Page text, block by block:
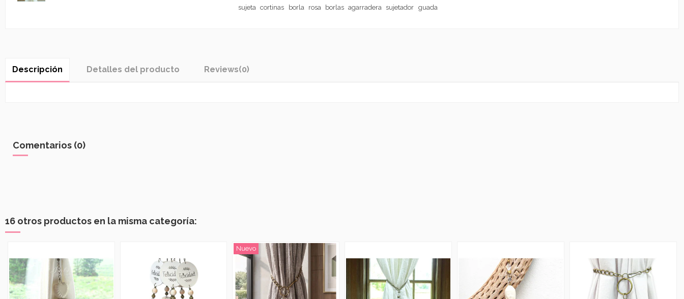
sujeta cortinas borla rosa borlas agarradera sujetador guada
Descripción Detalles del producto Reviews(0)
Comentarios (0)
16 otros productos en la misma categoría:
Nuevo